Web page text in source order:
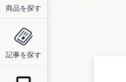
商品を探す
記事を探す